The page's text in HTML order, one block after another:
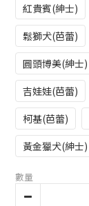
紅貴賓(紳士)
鬆獅犬(芭蕾)
圓頭博美(紳士)
吉娃娃(芭蕾)
柯基(芭蕾)
黃金獵犬(紳士)
數量